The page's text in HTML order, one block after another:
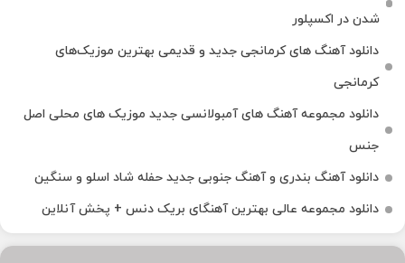
شدن در اکسپلور
دانلود آهنگ‌ های کرمانجی جدید و قدیمی بهترین موزیک‌های
کرمانجی
دانلود مجموعه آهنگ های آمبولانسی جدید موزیک های محلی اصل
جنس
دانلود آهنگ بندری و آهنگ جنوبی جدید حفله شاد اسلو و سنگین
دانلود مجموعه عالی بهترین آهنگای بریک دنس + پخش آنلاین